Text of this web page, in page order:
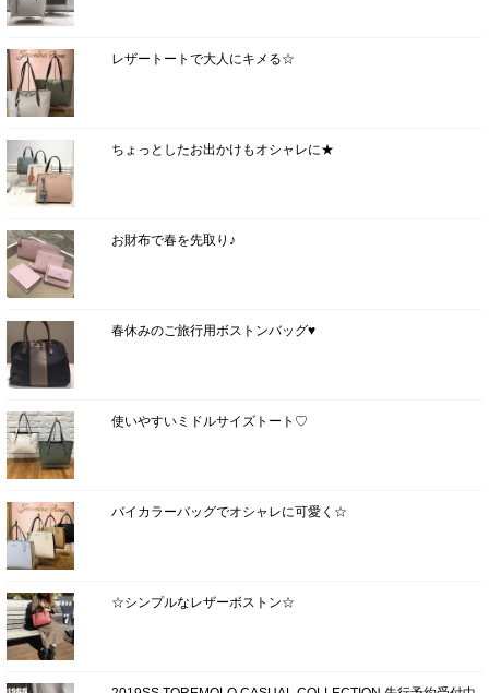
レザートートで大人にキメる☆
ちょっとしたお出かけもオシャレに★
お財布で春を先取り♪
春休みのご旅行用ボストンバッグ♥
使いやすいミドルサイズトート♡
バイカラーバッグでオシャレに可愛く☆
☆シンプルなレザーボストン☆